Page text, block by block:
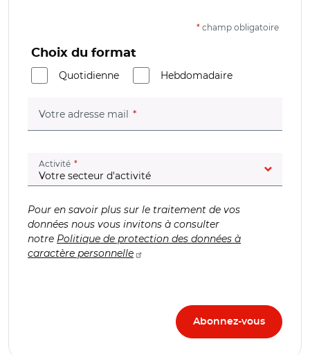
* champ obligatoire
Choix du format
Quotidienne
Hebdomadaire
Votre adresse mail (champ obligatoire)
Activité (champ obligatoire)
Pour en savoir plus sur le traitement de vos
données nous vous invitons à consulter
notre Politique de protection des données à
caractère personnelle